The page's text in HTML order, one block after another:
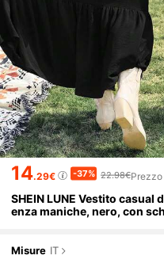
14.29€ -37% 22.98€Prezzo
SHEIN LUNE Vestito casual
enza maniche, nero, con
Misure IT